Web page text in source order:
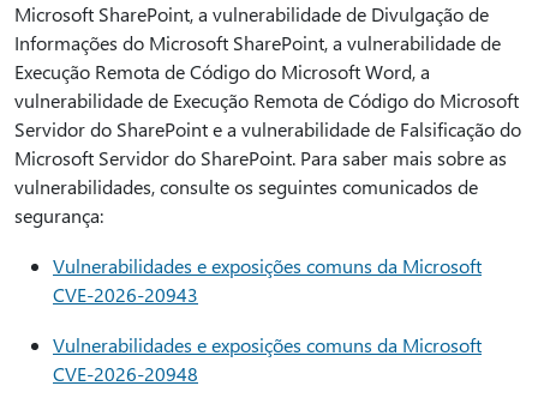
Microsoft SharePoint, a vulnerabilidade de Divulgação de
Informações do Microsoft SharePoint, a vulnerabilidade de
Execução Remota de Código do Microsoft Word, a
vulnerabilidade de Execução Remota de Código do Microsoft
Servidor do SharePoint e a vulnerabilidade de Falsificação do
Microsoft Servidor do SharePoint. Para saber mais sobre as
vulnerabilidades, consulte os seguintes comunicados de
segurança:
Vulnerabilidades e exposições comuns da Microsoft
CVE-2026-20943
Vulnerabilidades e exposições comuns da Microsoft
CVE-2026-20948